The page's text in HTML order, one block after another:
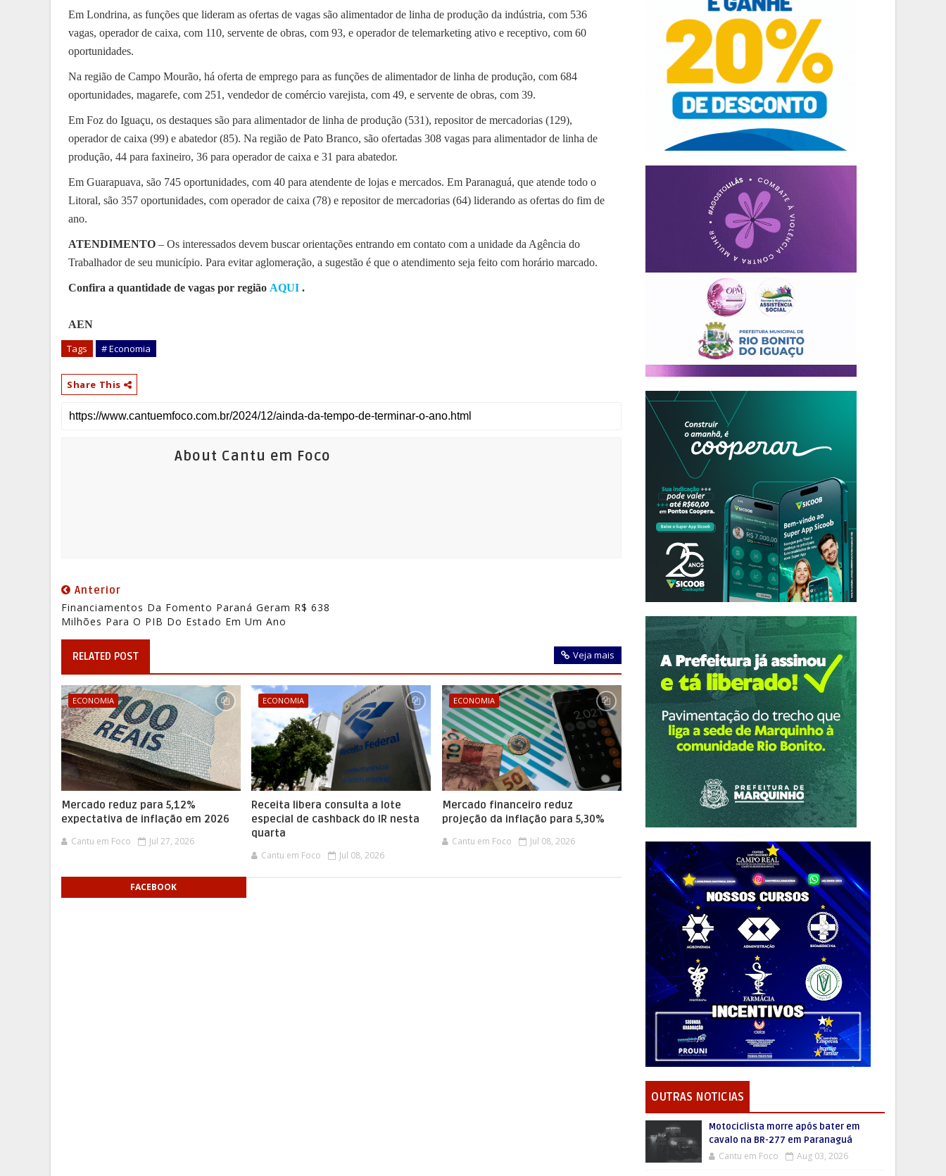
Em Londrina, as funções que lideram as ofertas de vagas são alimentador de linha de produção da indústria, com 536
vagas, operador de caixa, com 110, servente de obras, com 93, e operador de telemarketing ativo e receptivo, com 60
oportunidades.
Na região de Campo Mourão, há oferta de emprego para as funções de alimentador de linha de produção, com 684
oportunidades, magarefe, com 251, vendedor de comércio varejista, com 49, e servente de obras, com 39.
Em Foz do Iguaçu, os destaques são para alimentador de linha de produção (531), repositor de mercadorias (129),
operador de caixa (99) e abatedor (​​85). Na região de Pato Branco, são ofertadas 308 vagas para alimentador de linha de
produção, 44 para faxineiro, 36 para operador de caixa e 31 para abatedor.
Em Guarapuava, são 745 oportunidades, com 40 para atendente de lojas e mercados. Em Paranaguá, que atende todo o
Litoral, são 357 oportunidades, com operador de caixa (78) e repositor de mercadorias (64) liderando as ofertas do fim de
ano.
ATENDIMENTO – Os interessados devem buscar orientações entrando em contato com a unidade da Agência do
Trabalhador de seu município. Para evitar aglomeração, a sugestão é que o atendimento seja feito com horário marcado.
Confira a quantidade de vagas por região AQUI .
AEN
Tags # Economia
Share This
About Cantu em Foco
Anterior
Financiamentos Da Fomento Paraná Geram R$ 638
Milhões Para O PIB Do Estado Em Um Ano
RELATED POST Veja mais
ECONOMIA
Mercado reduz para 5,12%
expectativa de inflação em 2026
Cantu em Foco Jul 27, 2026
ECONOMIA
Receita libera consulta a lote
especial de cashback do IR nesta
quarta
Cantu em Foco Jul 08, 2026
ECONOMIA
Mercado financeiro reduz
projeção da inflação para 5,30%
Cantu em Foco Jul 08, 2026
FACEBOOK
OUTRAS NOTICIAS
Motociclista morre após bater em
cavalo na BR-277 em Paranaguá
Cantu em Foco Aug 03, 2026